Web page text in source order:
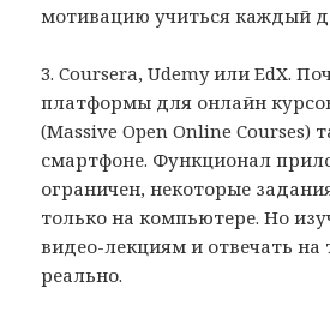
мотивацию учиться каждый
3. Coursera, Udemy или EdX.
платформы для онлайн
(Massive Open Online Courses)
смартфоне. Функционал
ограничен, некоторые
только на компьютере. Но
видео-лекциям и отвечать на
реально.